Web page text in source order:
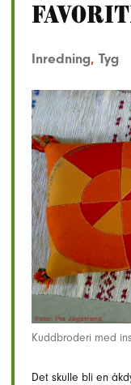
Inredning, Tyg
Kuddbroderi med
Det skulle bli en